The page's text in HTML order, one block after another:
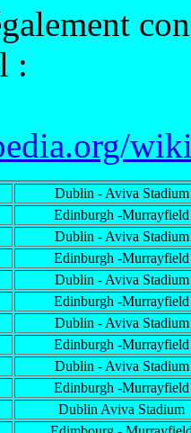
:
Dublin - Aviva Stadium
Edinburgh -Murrayfield
Dublin - Aviva Stadium
Edinburgh -Murrayfield
Dublin - Aviva Stadium
Edinburgh -Murrayfield
Dublin - Aviva Stadium
Edinburgh -Murrayfield
Dublin - Aviva Stadium
Edinburgh -Murrayfield
Dublin Aviva Stadium